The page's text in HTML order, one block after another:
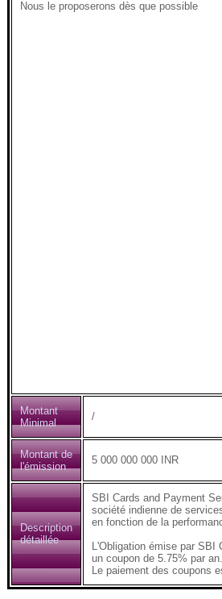
Nous le proposerons dès que possible
Montant
Minimal
/
Montant de
l'émission
5 000 000 000 INR
Description
détaillée
SBI Cards and Payment
société indienne de
en fonction de la
L'Obligation émise par
un coupon de 5.75% par an.
Le paiement des coupons